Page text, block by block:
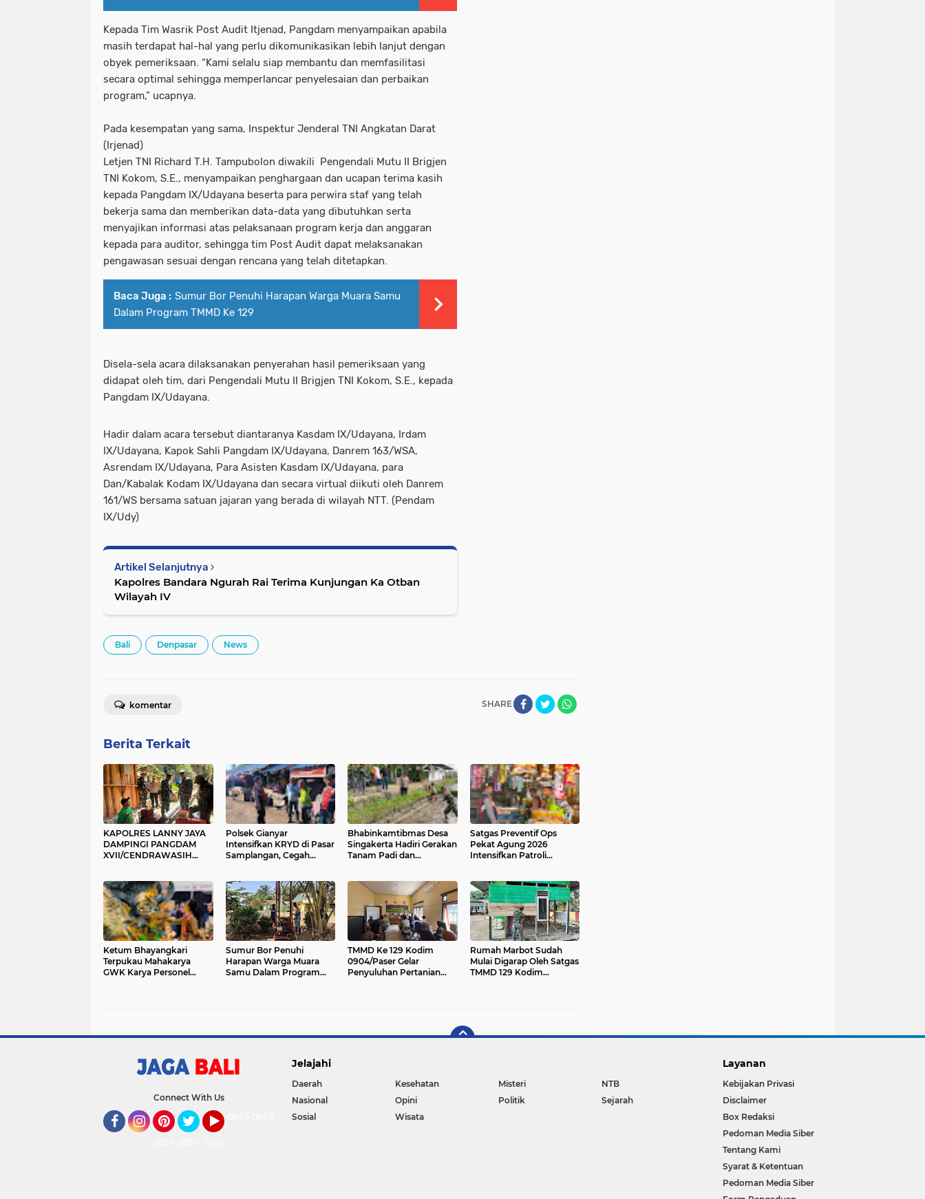
Kepada Tim Wasrik Post Audit Itjenad, Pangdam menyampaikan apabila
masih terdapat hal-hal yang perlu dikomunikasikan lebih lanjut dengan
obyek pemeriksaan. “Kami selalu siap membantu dan memfasilitasi
secara optimal sehingga memperlancar penyelesaian dan perbaikan
program,” ucapnya.
Pada kesempatan yang sama, Inspektur Jenderal TNI Angkatan Darat
(Irjenad)
Letjen TNI Richard T.H. Tampubolon diwakili Pengendali Mutu II Brigjen
TNI Kokom, S.E., menyampaikan penghargaan dan ucapan terima kasih
kepada Pangdam IX/Udayana beserta para perwira staf yang telah
bekerja sama dan memberikan data-data yang dibutuhkan serta
menyajikan informasi atas pelaksanaan program kerja dan anggaran
kepada para auditor, sehingga tim Post Audit dapat melaksanakan
pengawasan sesuai dengan rencana yang telah ditetapkan.
Baca Juga : Sumur Bor Penuhi Harapan Warga Muara Samu
Dalam Program TMMD Ke 129
Disela-sela acara dilaksanakan penyerahan hasil pemeriksaan yang
didapat oleh tim, dari Pengendali Mutu II Brigjen TNI Kokom, S.E., kepada
Pangdam IX/Udayana.
Hadir dalam acara tersebut diantaranya Kasdam IX/Udayana, Irdam
IX/Udayana, Kapok Sahli Pangdam IX/Udayana, Danrem 163/WSA,
Asrendam IX/Udayana, Para Asisten Kasdam IX/Udayana, para
Dan/Kabalak Kodam IX/Udayana dan secara virtual diikuti oleh Danrem
161/WS bersama satuan jajaran yang berada di wilayah NTT. (Pendam
IX/Udy)
Artikel Selanjutnya
Kapolres Bandara Ngurah Rai Terima Kunjungan Ka Otban
Wilayah IV
Bali Denpasar News
SHARE
komentar
Berita Terkait
KAPOLRES LANNY JAYA
DAMPINGI PANGDAM
XVII/CENDRAWASIH
JAYA, BANGUN PLTMH
HINGGA RTLH
Polsek Gianyar
Intensifkan KRYD di Pasar
Samplangan, Cegah
Bhabinkamtibmas Desa
Singakerta Hadiri Gerakan
Tanam Padi dan
Satgas Preventif Ops
Pekat Agung 2026
Intensifkan Patroli
Ketum Bhayangkari
Terpukau Mahakarya
GWK Karya Personel
Sumur Bor Penuhi
Harapan Warga Muara
Samu Dalam Program
TMMD Ke 129 Kodim
0904/Paser Gelar
Penyuluhan Pertanian
Rumah Marbot Sudah
Mulai Digarap Oleh Satgas
TMMD 129 Kodim
Connect With Us
detikTravel
Jelajahi
Daerah Kesehatan Misteri
NTB
Nasional
Opini Politik
Sejarah
Sosial
Wisata
Layanan
Kebijakan Privasi
Disclaimer
Box Redaksi
Pedoman Media Siber
Tentang Kami
Syarat & Ketentuan
Pedoman Media Siber